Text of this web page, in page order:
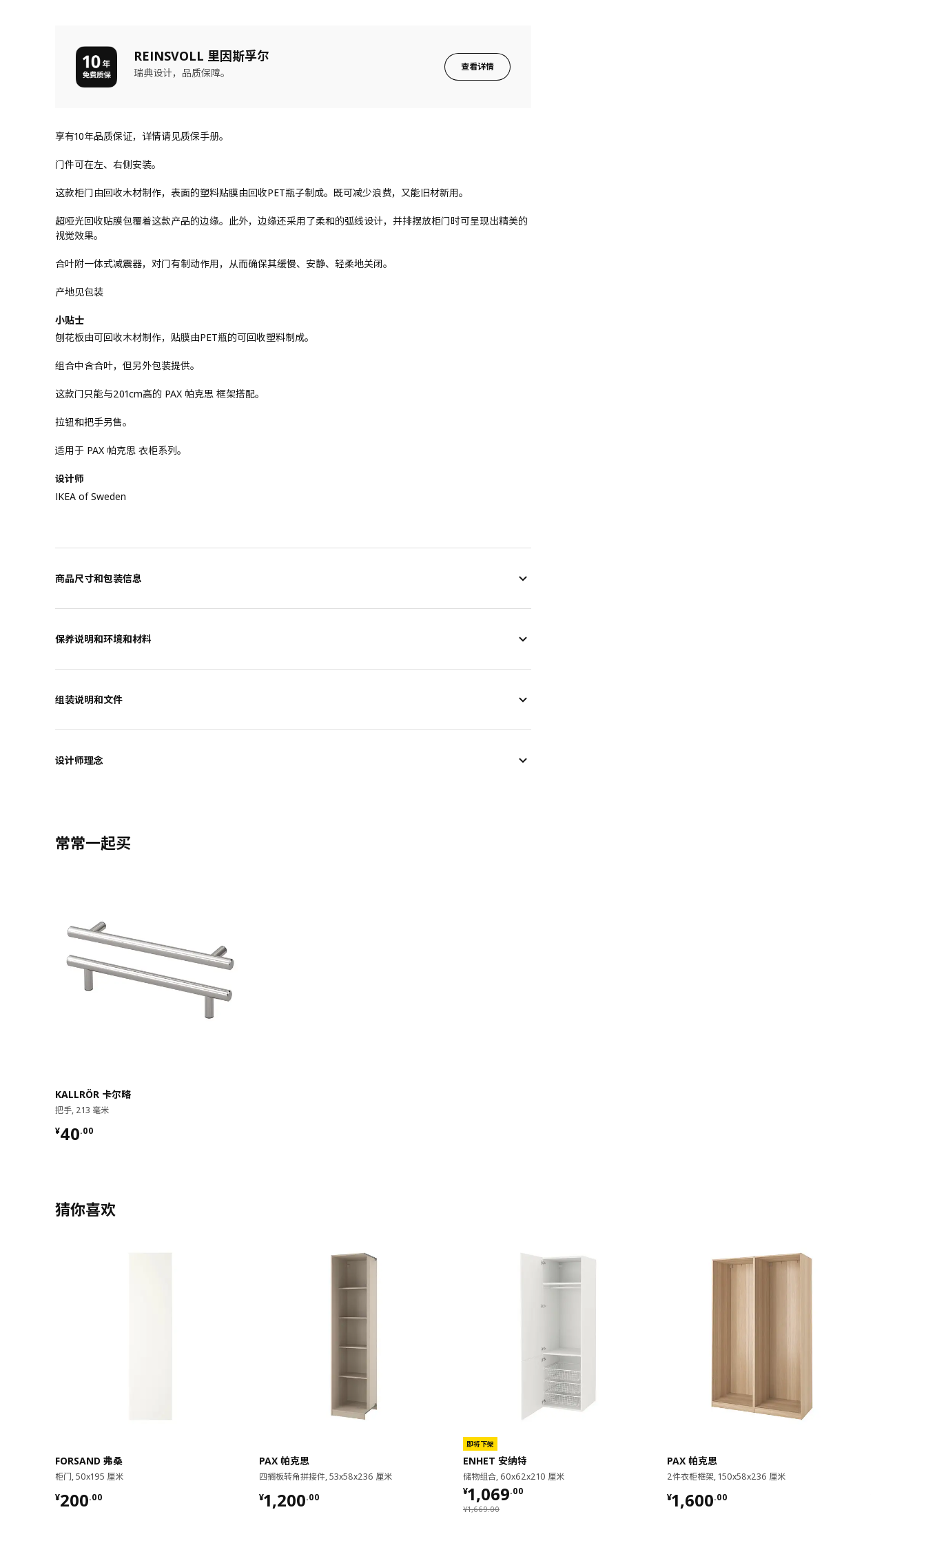
REINSVOLL 里因斯孚尔
瑞典设计，品质保障。 查看详情
享有10年品质保证，详情请见质保手册。
门件可在左、右侧安装。
这款柜门由回收木材制作，表面的塑料贴膜由回收PET瓶子制成。既可减少浪费，又能旧材新用。
超哑光回收贴膜包覆着这款产品的边缘。此外，边缘还采用了柔和的弧线设计，并排摆放柜门时可呈现出精美的
视觉效果。
合叶附一体式减震器，对门有制动作用，从而确保其缓慢、安静、轻柔地关闭。
产地见包装
小贴士
刨花板由可回收木材制作，贴膜由PET瓶的可回收塑料制成。
组合中含合叶，但另外包装提供。
这款门只能与201cm高的 PAX 帕克思 框架搭配。
拉钮和把手另售。
适用于 PAX 帕克思 衣柜系列。
设计师
IKEA of Sweden
商品尺寸和包装信息
保养说明和环境和材料
组装说明和文件
设计师理念
常常一起买
KALLRÖR 卡尔略
把手, 213 毫米
¥40.00
¥ 40.00
猜你喜欢
FORSAND 弗桑
柜门, 50x195 厘米
¥200.00
¥ 200.00
PAX 帕克思
四搁板转角拼接件, 53x58x236 厘米
¥1,200.00
¥ 1200.00
即将下架
ENHET 安纳特
储物组合, 60x62x210 厘米
¥1,669.00
¥ 1669.00
¥1,069.00
¥ 1069.00
PAX 帕克思
2件衣柜框架, 150x58x236 厘米
¥1,600.00
¥ 1600.00